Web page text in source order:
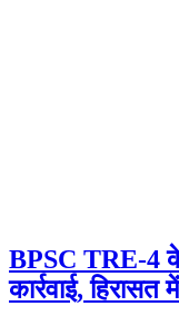
BPSC TRE-4
कार्रवाई,